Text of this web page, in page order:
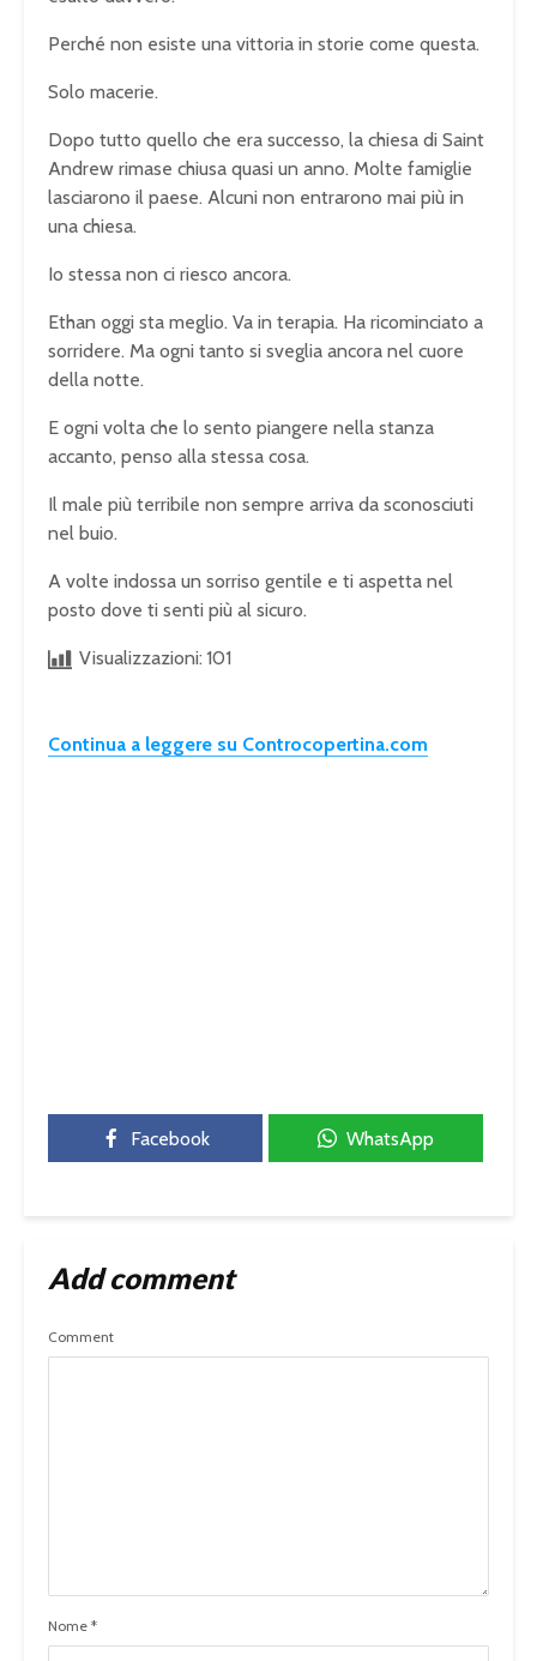
Perché non esiste una vittoria in storie come questa.
Solo macerie.
Dopo tutto quello che era successo, la chiesa di Saint
Andrew rimase chiusa quasi un anno. Molte famiglie
lasciarono il paese. Alcuni non entrarono mai più in
una chiesa.
Io stessa non ci riesco ancora.
Ethan oggi sta meglio. Va in terapia. Ha ricominciato a
sorridere. Ma ogni tanto si sveglia ancora nel cuore
della notte.
E ogni volta che lo sento piangere nella stanza
accanto, penso alla stessa cosa.
Il male più terribile non sempre arriva da sconosciuti
nel buio.
A volte indossa un sorriso gentile e ti aspetta nel
posto dove ti senti più al sicuro.
Visualizzazioni: 101
Continua a leggere su Controcopertina.com
Facebook WhatsApp
Add comment
Comment
Nome *